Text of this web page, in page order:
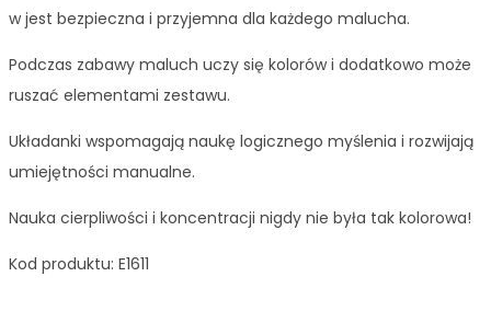
w jest bezpieczna i przyjemna dla każdego malucha.
Podczas zabawy maluch uczy się kolorów i dodatkowo może
ruszać elementami zestawu.
Układanki wspomagają naukę logicznego myślenia i rozwijają
umiejętności manualne.
Nauka cierpliwości i koncentracji nigdy nie była tak kolorowa!
Kod produktu: E1611